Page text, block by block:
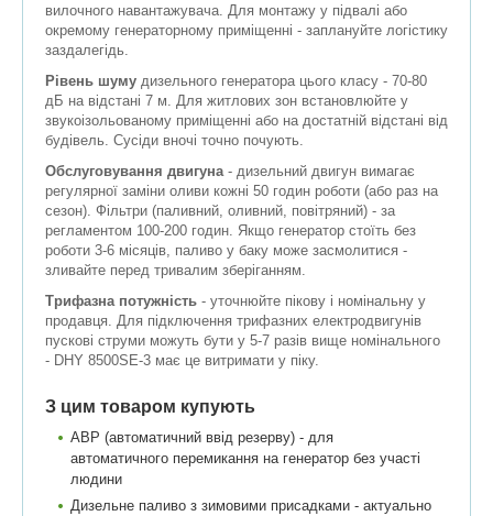
вилочного навантажувача. Для монтажу у підвалі або
окремому генераторному приміщенні - заплануйте логістику
заздалегідь.
Рівень шуму дизельного генератора цього класу - 70-80
дБ на відстані 7 м. Для житлових зон встановлюйте у
звукоізольованому приміщенні або на достатній відстані від
будівель. Сусіди вночі точно почують.
Обслуговування двигуна - дизельний двигун вимагає
регулярної заміни оливи кожні 50 годин роботи (або раз на
сезон). Фільтри (паливний, оливний, повітряний) - за
регламентом 100-200 годин. Якщо генератор стоїть без
роботи 3-6 місяців, паливо у баку може засмолитися -
зливайте перед тривалим зберіганням.
Трифазна потужність - уточнюйте пікову і номінальну у
продавця. Для підключення трифазних електродвигунів
пускові струми можуть бути у 5-7 разів вище номінального
- DHY 8500SE-3 має це витримати у піку.
З цим товаром купують
АВР (автоматичний ввід резерву) - для
автоматичного перемикання на генератор без участі
людини
Дизельне паливо з зимовими присадками - актуально